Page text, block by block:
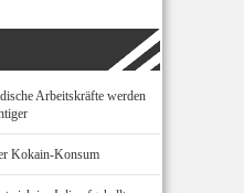
Arbeitskräfte werden
Kokain-Konsum